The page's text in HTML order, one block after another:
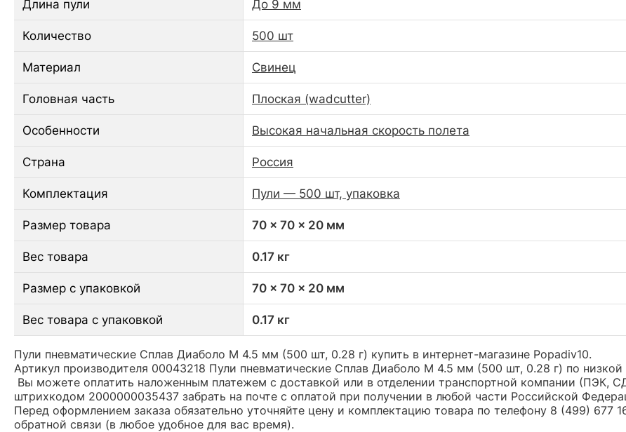
Длина пули До 9 мм
Количество 500 шт
Материал Свинец
Головная часть Плоская (wadcutter)
Особенности Высокая начальная скорость полета
Страна Россия
Комплектация Пули — 500 шт, упаковка
Размер товара 70 x 70 x 20 мм
Вес товара 0.17 кг
Размер с упаковкой 70 x 70 x 20 мм
Вес товара с упаковкой 0.17 кг
Пули пневматические Сплав Диаболо М 4.5 мм (500 шт, 0.28 г) купить в интернет-магазине Popadiv10.
Артикул производителя 00043218 Пули пневматические Сплав Диаболо М 4.5 мм (500 шт, 0.28 г) по
Вы можете оплатить наложенным платежем с доставкой или в отделении транспортной компании (ПЭК,
штрихкодом 2000000035437 забрать на почте с оплатой при получении в любой части Российской
Перед оформлением заказа обязательно уточняйте цену и комплектацию товара по телефону 8 (499) 677
обратной связи (в любое удобное для вас время).